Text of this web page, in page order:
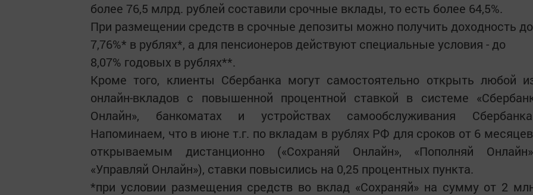
более 76,5 млрд. рублей составили срочные вклады, то есть более 64,5%.
При размещении средств в срочные депозиты можно получить доходность до
7,76%* в рублях*, а для пенсионеров действуют специальные условия - до
8,07% годовых в рублях**.
Кроме того, клиенты Сбербанка могут самостоятельно открыть любой
онлайн-вкладов с повышенной процентной ставкой в системе
Онлайн», банкоматах и устройствах самообслуживания
Напоминаем, что в июне т.г. по вкладам в рублях РФ для сроков от 6
открываемым дистанционно («Сохраняй Онлайн», «Пополняй
«Управляй Онлайн»), ставки повысились на 0,25 процентных пункта.
*при условии размещения средств во вклад «Сохраняй» на сумму от 2